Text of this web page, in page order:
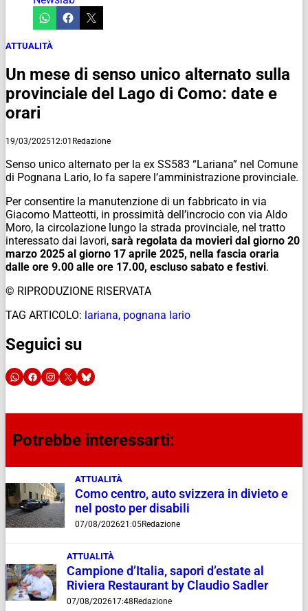
ATTUALITÀ
Un mese di senso unico alternato sulla
provinciale del Lago di Como: date e
orari
19/03/202512:01 Redazione
Senso unico alternato per la ex SS583 “Lariana” nel Comune
di Pognana Lario, lo fa sapere l’amministrazione provinciale.
Per consentire la manutenzione di un fabbricato in via
Giacomo Matteotti, in prossimità dell’incrocio con via Aldo
Moro, la circolazione lungo la strada provinciale, nel tratto
interessato dai lavori, sarà regolata da movieri dal giorno 20
marzo 2025 al giorno 17 aprile 2025, nella fascia oraria
dalle ore 9.00 alle ore 17.00, escluso sabato e festivi.
© RIPRODUZIONE RISERVATA
TAG ARTICOLO: lariana, pognana lario
Seguici su
Potrebbe interessarti:
ATTUALITÀ
Como centro, auto svizzera in divieto e
nel posto per disabili
07/08/202621:05Redazione
ATTUALITÀ
Campione d’Italia, sapori d’estate al
Riviera Restaurant by Claudio Sadler
07/08/202617:48 Redazione